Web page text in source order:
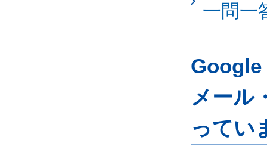
一問一
Google
メール
ってい